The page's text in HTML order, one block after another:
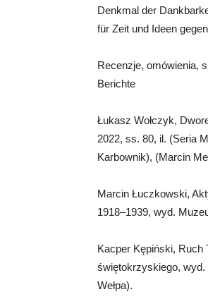
Denkmal der
für Zeit und Ideen
Recenzje, omówienia,
Berichte
Łukasz Wołczyk,
2022, ss. 80, il. (Seria
Karbownik), (Marcin
Marcin Łuczkowski,
1918–1939, wyd.
Kacper Kępiński, Ruch
świętokrzyskiego, wyd.
Wełpa).